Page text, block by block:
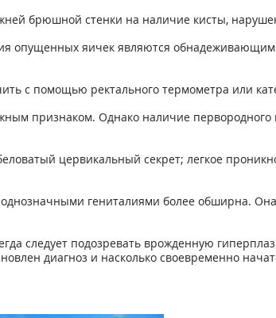
брюшной стенки на наличие кисты,
опущенных яичек являются обнадеживающим
с помощью ректального термометра или
признаком. Однако наличие
цервикальный секрет; легкое
гениталиями более обширна.
следует подозревать врожденную
диагноз и насколько своевременно